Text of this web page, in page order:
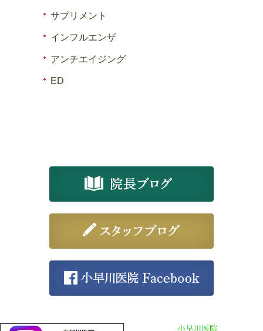
サプリメント
インフルエンザ
アンチエイジング
ED